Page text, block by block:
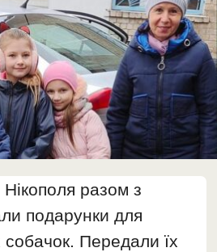
разом з
подарунки для
собачок. Передали їх